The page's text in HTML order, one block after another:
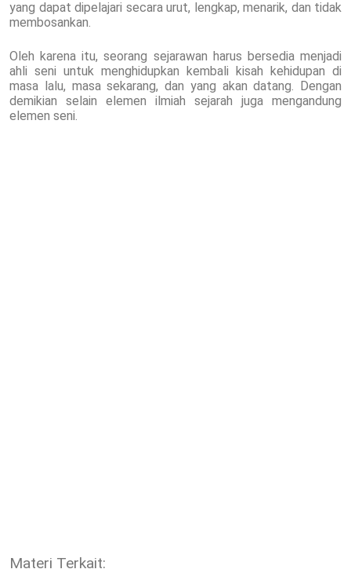
yang dapat dipelajari secara urut, lengkap, menarik, dan tidak
membosankan.
Oleh karena itu, seorang sejarawan harus bersedia menjadi
ahli seni untuk menghidupkan kembali kisah kehidupan di
masa lalu, masa sekarang, dan yang akan datang. Dengan
demikian selain elemen ilmiah sejarah juga mengandung
elemen seni.
Materi Terkait: